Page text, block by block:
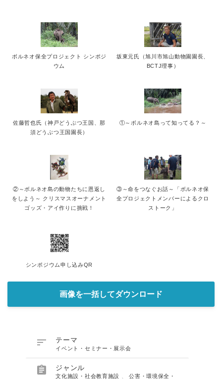
ボルネオ保全プロジェクト シンポジ
ウム
坂東元氏（旭川市旭山動物園園長、
BCTJ理事）
佐藤哲也氏（神戸どうぶつ王国、那
須どうぶつ王国園長）
①～ボルネオ島って知ってる？～
②～ボルネオ島の動物たちに恩返し
をしよう～ クリスマスオーナメント
ゴッズ・アイ作りに挑戦！
③～命をつなぐお話～「ボルネオ保
全プロジェクトメンバーによるクロ
ストーク」
シンポジウム申し込みQR
画像を一括してダウンロード
 テーマ
イベント・セミナー・展示会
 ジャンル
文化施設・社会教育施設 、公害・環境保全・